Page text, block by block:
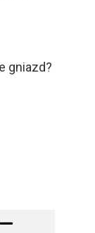
gniazd?